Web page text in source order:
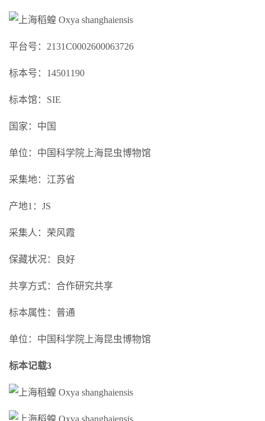
平台号：2131C0002600063726
标本号：14501190
标本馆：SIE
国家：中国
单位：中国科学院上海昆虫博物馆
采集地：江苏省
产地1：JS
采集人：荣风霞
保藏状况：良好
共享方式：合作研究共享
标本属性：普通
单位：中国科学院上海昆虫博物馆
标本记载3